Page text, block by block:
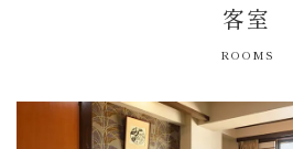
客室
ROOMS